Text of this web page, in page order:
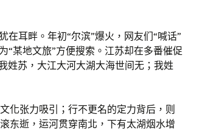
在耳畔。年初“尔滨”爆火，网友们“喊话”
“某地文旅”方便搜索。江苏却在多番催促
姓苏，大江大河大湖大海世间无；我姓
化张力吸引；行不更名的定力背后，则
东逝，运河贯穿南北，下有太湖烟水增